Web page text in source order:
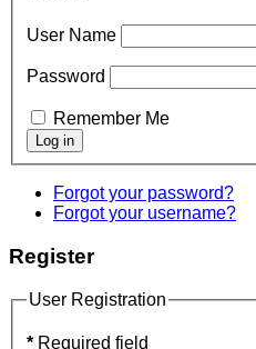
User Name
Password
Remember Me
Forgot your password?
Forgot your username?
Register
User Registration
* Required field